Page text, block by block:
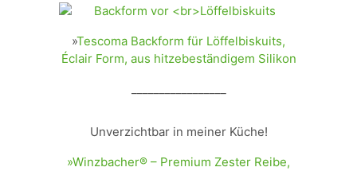
»Tescoma Backform für Löffelbiskuits,
Éclair Form, aus hitzebeständigem Silikon
Unverzichtbar in meiner Küche!
»Winzbacher® – Premium Zester Reibe,